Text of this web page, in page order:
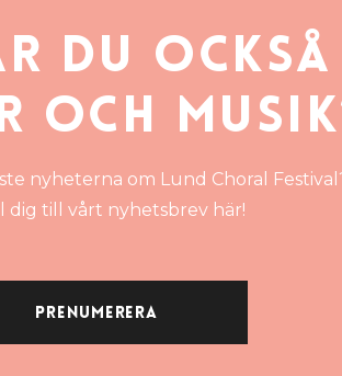
du också
och
nyheterna om Lund Choral
dig till vårt nyhetsbrev här!
Prenumerera